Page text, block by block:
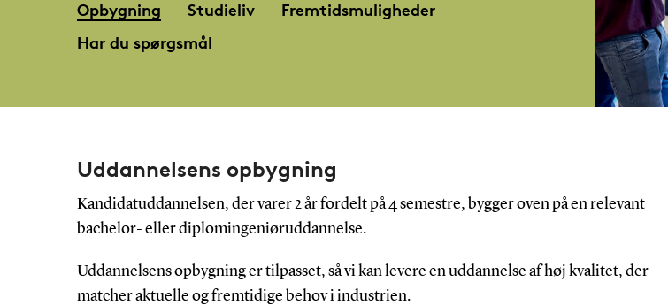
Opbygning
Studieliv
Fremtidsmuligheder
Har du spørgsmål
Uddannelsens opbygning
Kandidatuddannelsen, der varer 2 år fordelt på 4 semestre, bygger oven på en relevant
bachelor- eller diplomingeniøruddannelse.
Uddannelsens opbygning er tilpasset, så vi kan levere en uddannelse af høj kvalitet, der
matcher aktuelle og fremtidige behov i industrien.